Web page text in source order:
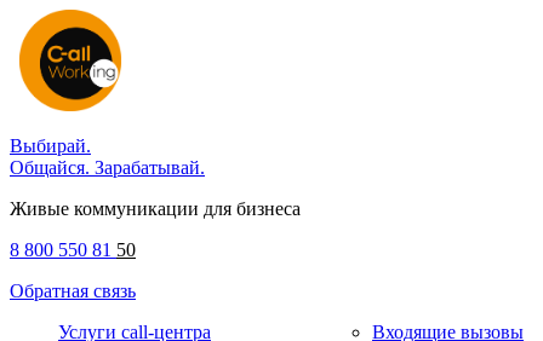
Выбирай.
Общайся. Зарабатывай.
Живые коммуникации для бизнеса
8 800 550 81 50
Обратная связь
Услуги call-центра
Входящие вызовы